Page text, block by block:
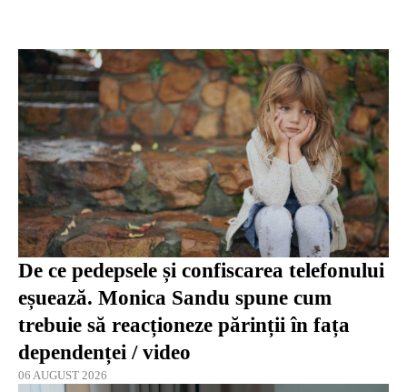
De ce pedepsele și confiscarea telefonului
eșuează. Monica Sandu spune cum
trebuie să reacționeze părinții în fața
dependenței / video
06 AUGUST 2026